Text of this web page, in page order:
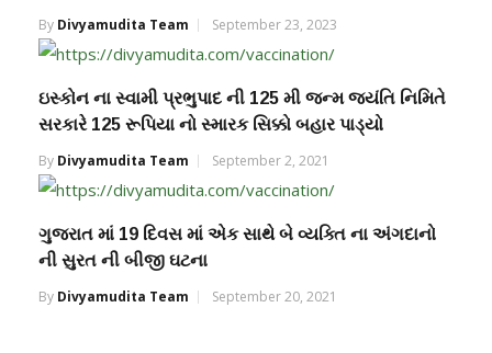
By Divyamudita Team September 23, 2023
ઇસ્કોન ના સ્વામી પ્રભુપાદ ની 125 મી જન્મ જયંતિ નિમિતે
સરકારે 125 રૂપિયા નો સ્મારક સિક્કો બહાર પાડ્યો
By Divyamudita Team September 2, 2021
ગુજરાત માં 19 દિવસ માં એક સાથે બે વ્યક્તિ ના અંગદાનો
ની સુરત ની બીજી ઘટના
By Divyamudita Team September 20, 2021